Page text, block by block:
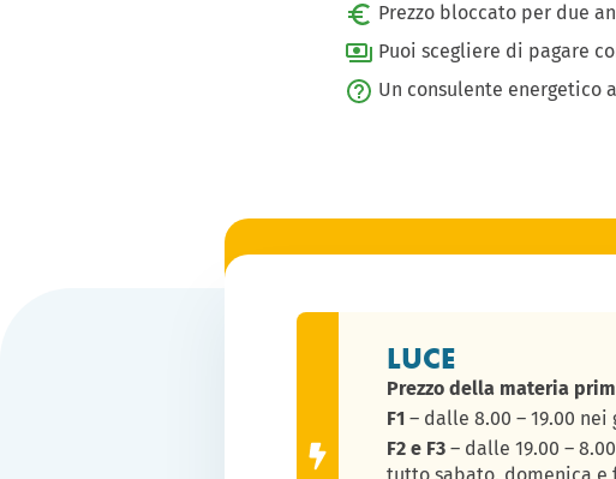
Prezzo bloccato per due
Puoi scegliere di pagare
Un consulente energetico
LUCE
Prezzo della materia
F1 – dalle 8.00 – 19.00
F2 e F3– dalle 19.00 –